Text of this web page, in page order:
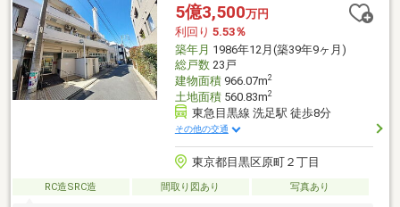
5億3,500万円
利回り 5.53％
築年月 1986年12月(築39年9ヶ月)
総戸数23戸
建物面積966.07m2
土地面積560.83m2
東急目黒線 洗足駅 徒歩8分
その他の交通
東京都目黒区原町２丁目
RC造SRC造 間取り図あり 写真あり